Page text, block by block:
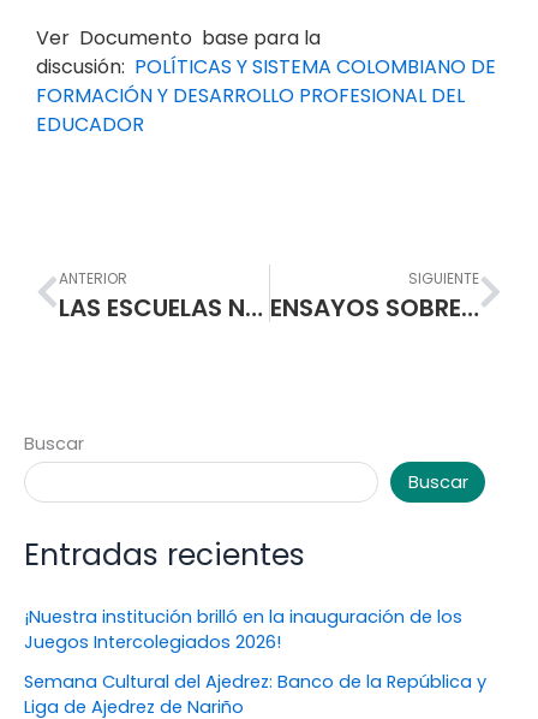
Ver Documento base para la
discusión: POLÍTICAS Y SISTEMA COLOMBIANO DE
FORMACIÓN Y DESARROLLO PROFESIONAL DEL
EDUCADOR
Prev
ANTERIOR
LAS ESCUELAS NORMALES SUPERIORES DE COLOMBIA TRABAJAN EN LA CONSTRUCCION DE UNA PROPUESTA PARA CONVERTIRSE EN INSTITUCIONES DE EDUCACION SUPERIOR
SIGUIENTE
ENSAYOS SOBRE EDUCACION DEL ESCRITOR WILLIAM OSPINA
Buscar
Buscar
Entradas recientes
¡Nuestra institución brilló en la inauguración de los
Juegos Intercolegiados 2026!
Semana Cultural del Ajedrez: Banco de la República y
Liga de Ajedrez de Nariño